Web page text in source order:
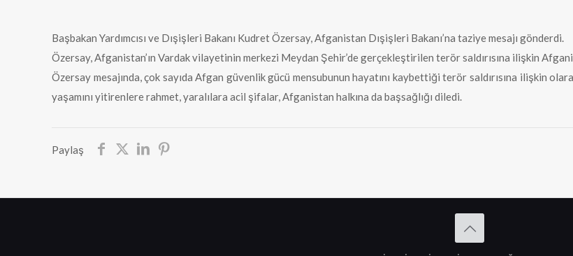
Başbakan Yardımcısı ve Dışişleri Bakanı Kudret Özersay, Afganistan Dışişleri Bakanı’na taziye mesajı gönderdi.
Özersay, Afganistan’ın Vardak vilayetinin merkezi Meydan Şehir’de gerçekleştirilen terör saldırısına ilişkin
Özersay mesajında, çok sayıda Afgan güvenlik gücü mensubunun hayatını kaybettiği terör saldırısına ilişkin
yaşamını yitirenlere rahmet, yaralılara acil şifalar, Afganistan halkına da başsağlığı diledi.
Paylaş